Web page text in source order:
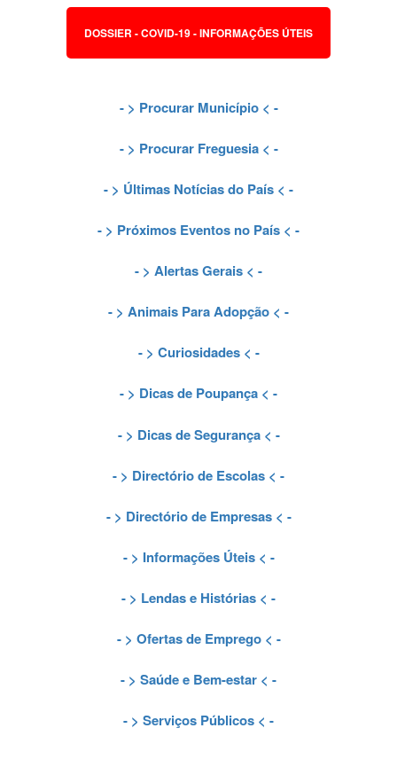
DOSSIER - COVID-19 - INFORMAÇÕES ÚTEIS
- > Procurar Município< -
- > Procurar Freguesia< -
- > Últimas Notícias do País < -
- > Próximos Eventos no País < -
- > Alertas Gerais < -
- > Animais Para Adopção < -
- > Curiosidades< -
- > Dicas de Poupança < -
- > Dicas de Segurança< -
- > Directório de Escolas < -
- > Directório de Empresas< -
- > Informações Úteis< -
- > Lendas e Histórias < -
- > Ofertas de Emprego< -
- > Saúde e Bem-estar < -
- > Serviços Públicos < -